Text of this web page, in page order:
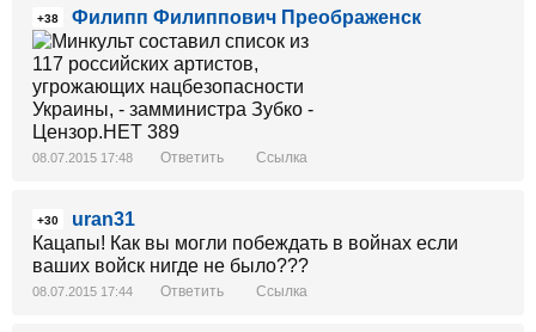
+38 Филипп Филиппович Преображенск
08.07.2015 17:48 Ответить Ссылка
+30
uran31
Кацапы! Как вы могли побеждать в войнах если
ваших войск нигде не было???
08.07.2015 17:44 Ответить Ссылка